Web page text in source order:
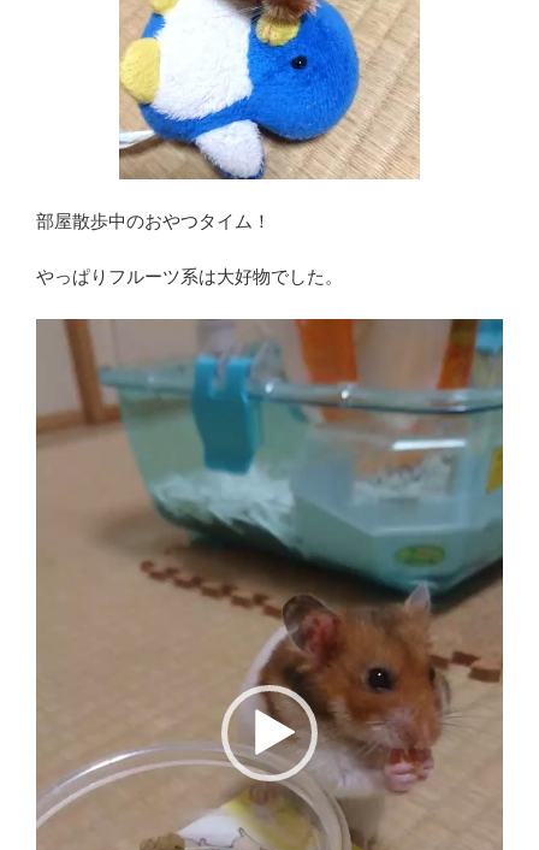
部屋散歩中のおやつタイム！
やっぱりフルーツ系は大好物でした。
レ
ー